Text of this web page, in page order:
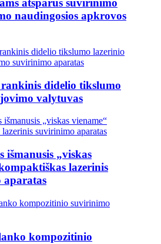
atsparus suvirinimo
naudingosios apkrovos
rankinis didelio tikslumo
valytuvas
išmanusis „viskas
lazerinis
kompozitinio